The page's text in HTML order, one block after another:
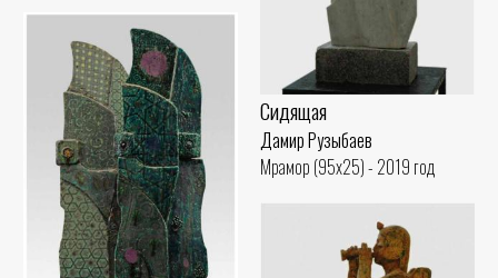
Сидящая
Дамир Рузыбаев
Мрамор (95x25) - 2019 год